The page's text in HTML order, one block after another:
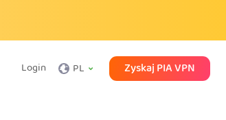
Login PL Zyskaj PIA VPN